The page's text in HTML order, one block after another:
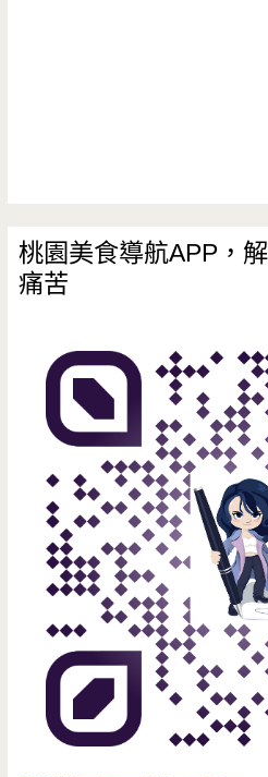
桃園美食導航APP，
痛苦